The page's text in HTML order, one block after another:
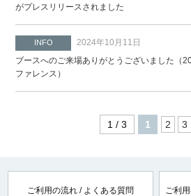
がプレスリリースされました
INFO
2024年10月11日
ブースへのご来場ありがとうございました（
ファレンス）
1 / 3 1 2 3
ご利用の流れ / よくある質問 ご利